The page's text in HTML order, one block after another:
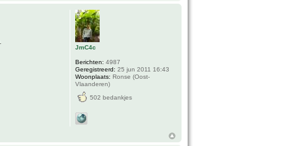
JmC4c
Berichten: 4987
Geregistreerd: 25 jun 2011 16:43
Woonplaats: Ronse (Oost-
Vlaanderen)
502 bedankjes